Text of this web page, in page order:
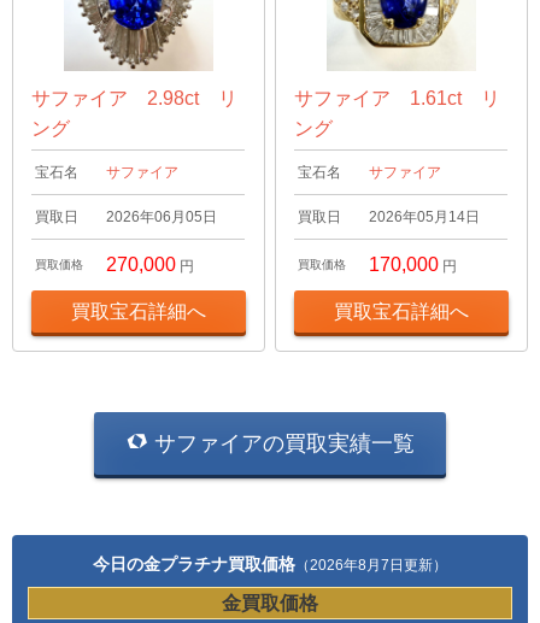
サファイア 2.98ct リ
ング
宝石名 サファイア
買取日 2026年06月05日
買取価格 270,000 円
買取宝石詳細へ
サファイア 1.61ct リ
ング
宝石名 サファイア
買取日 2026年05月14日
買取価格 170,000 円
買取宝石詳細へ
サファイアの買取実績一覧
今日の金プラチナ買取価格 （2026年8月7日更新）
金買取価格